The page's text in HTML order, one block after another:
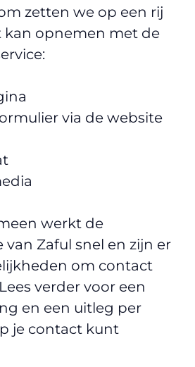
zetten we op een rij
kan opnemen met de
via de website
werkt de
van Zaful snel en zijn er
om contact
verder voor een
en een uitleg per
je contact kunt